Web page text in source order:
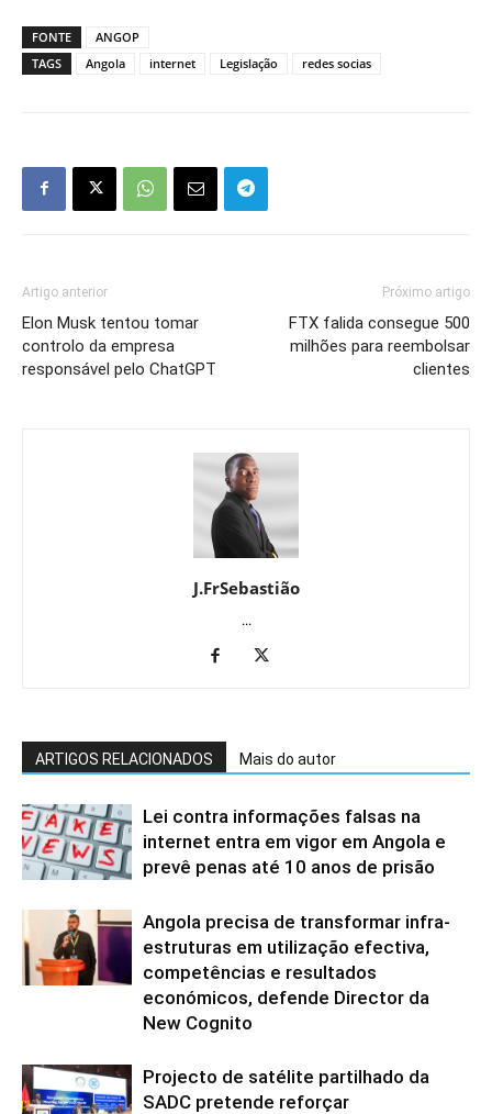
FONTE
ANGOP
TAGS
Angola internet Legislação redes socias
Artigo anterior
Elon Musk tentou tomar
controlo da empresa
responsável pelo ChatGPT
Próximo artigo
FTX falida consegue 500
milhões para reembolsar
clientes
J.FrSebastião
...
ARTIGOS RELACIONADOS Mais do autor
Lei contra informações falsas na
internet entra em vigor em Angola e
prevê penas até 10 anos de prisão
Angola precisa de transformar infra-
estruturas em utilização efectiva,
competências e resultados
económicos, defende Director da
New Cognito
Projecto de satélite partilhado da
SADC pretende reforçar